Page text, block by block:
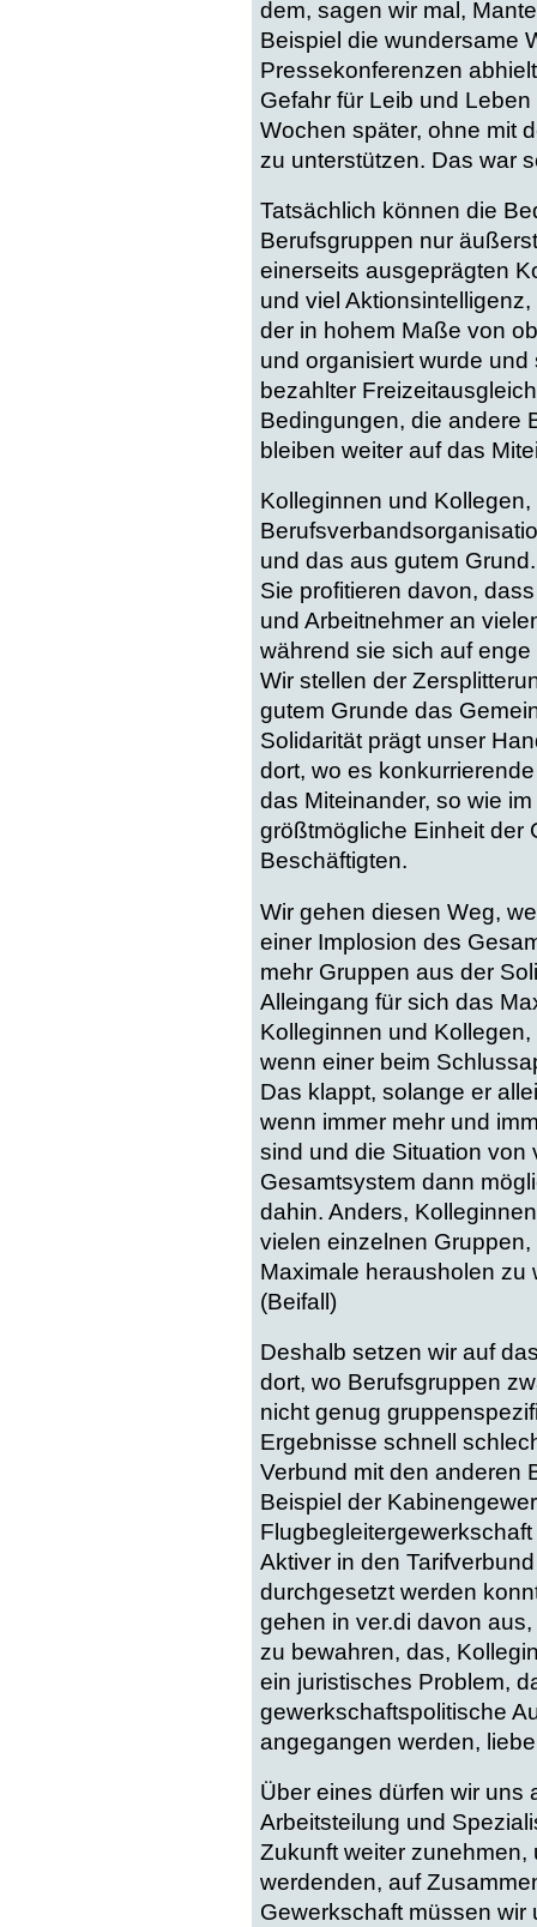
dem, sagen wir mal,
Beispiel die wundersame
Pressekonferenzen
Gefahr für Leib und
Wochen später, ohne mit
zu unterstützen. Das war
Tatsächlich können die
Berufsgruppen nur
einerseits ausgeprägten
und viel
der in hohem Maße von
und organisiert wurde
bezahlter
Bedingungen, die andere
bleiben weiter auf das
Kolleginnen und
und das aus gutem
Sie profitieren davon,
und Arbeitnehmer an
während sie sich auf
Wir stellen der
gutem Grunde das
Solidarität prägt unser
dort, wo es
das Miteinander, so wie
größtmögliche Einheit der
Beschäftigten.
Wir gehen diesen Weg,
einer Implosion des
mehr Gruppen aus der
Alleingang für sich das
Kolleginnen und
wenn einer beim
Das klappt, solange er
wenn immer mehr und
sind und die Situation von
Gesamtsystem dann
dahin. Anders,
vielen einzelnen
Maximale herausholen zu
(Beifall)
Deshalb setzen wir auf
dort, wo Berufsgruppen
nicht genug
Ergebnisse schnell
Verbund mit den anderen
Beispiel der
Aktiver in den
durchgesetzt werden
gehen in ver.di davon
zu bewahren, das,
ein juristisches Problem,
gewerkschaftspolitische
angegangen werden,
Über eines dürfen wir uns
Arbeitsteilung und
Zukunft weiter
werdenden, auf
Gewerkschaft müssen